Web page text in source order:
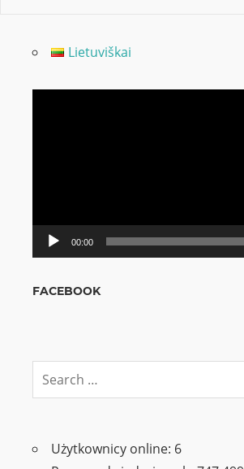
Lietuviškai
00:00
FACEBOOK
Użytkownicy online: 6